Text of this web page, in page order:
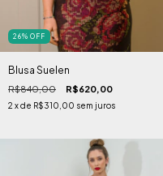
26% OFF
Blusa Suelen
R$840,00 R$620,00
2 x de R$310,00 sem juros